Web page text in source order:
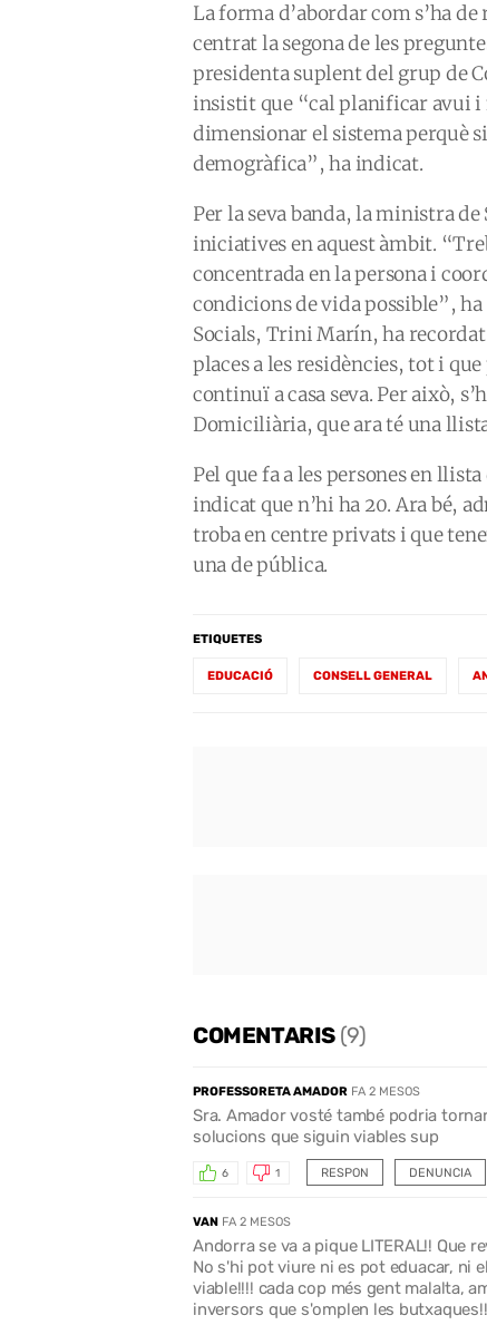
La forma d’abordar com s’ha
centrat la segona de les
presidenta suplent del grup de
insistit que “cal planificar avui i
dimensionar el sistema perquè
demogràfica”, ha indicat.
Per la seva banda, la ministra
iniciatives en aquest àmbit.
concentrada en la persona i
condicions de vida possible”,
Socials, Trini Marín, ha
places a les residències, tot i
continuï a casa seva. Per això,
Domiciliària, que ara té una
Pel que fa a les persones en
indicat que n’hi ha 20. Ara bé,
troba en centre privats i que
una de pública.
ETIQUETES
EDUCACIÓ CONSELL GENERAL
COMENTARIS (9)
PROFESSORETA AMADOR FA 2 MESOS
Sra. Amador vosté també podria
solucions que siguin viables sup
RESPON
6 1 DENUNCIA
VAN FA 2 MESOS
Andorra se va a pique LITERAL!! Que
No s'hi pot viure ni es pot eduacar, ni
viable!!!! cada cop més gent malalta,
inversors que s'omplen les